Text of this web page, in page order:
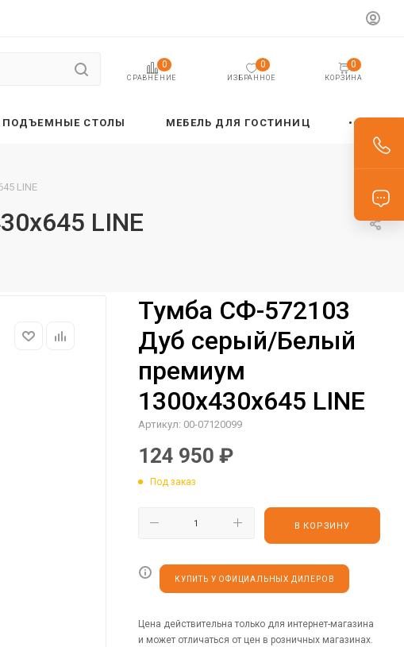
СРАВНЕНИЕ
0
ИЗБРАННОЕ
0
КОРЗИНА
0
ПОДЪЕМНЫЕ СТОЛЫ МЕБЕЛЬ ДЛЯ ГОСТИНИЦ
LINE
LINE
Тумба СФ-572103
Дуб серый/Белый
премиум
1300х430х645 LINE
Артикул: 00-07120099
124 950 ₽
Под заказ
В КОРЗИНУ
КУПИТЬ У ОФИЦИАЛЬНЫХ ДИЛЕРОВ
Цена действительна только для интернет-магазина
и может отличаться от цен в розничных магазинах.